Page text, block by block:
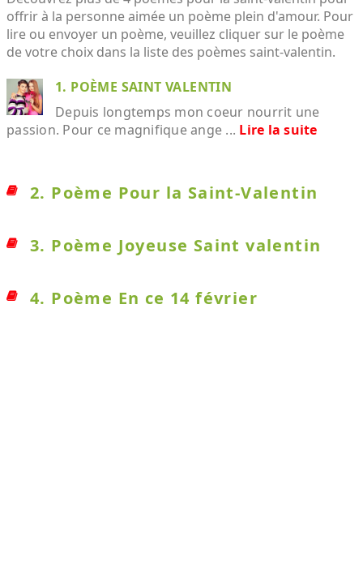
offrir à la personne aimée un poème plein d'amour. Pour
lire ou envoyer un poème, veuillez cliquer sur le poème
de votre choix dans la liste des poèmes saint-valentin.
1. POÈME SAINT VALENTIN
Depuis longtemps mon coeur nourrit une
passion. Pour ce magnifique ange ... Lire la suite
2. Poème Pour la Saint-Valentin
3. Poème Joyeuse Saint valentin
4. Poème En ce 14 février